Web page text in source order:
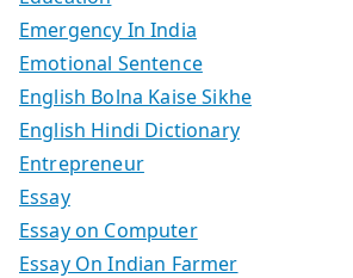
Emergency In India
Emotional Sentence
English Bolna Kaise Sikhe
English Hindi Dictionary
Entrepreneur
Essay
Essay on Computer
Essay On Indian Farmer